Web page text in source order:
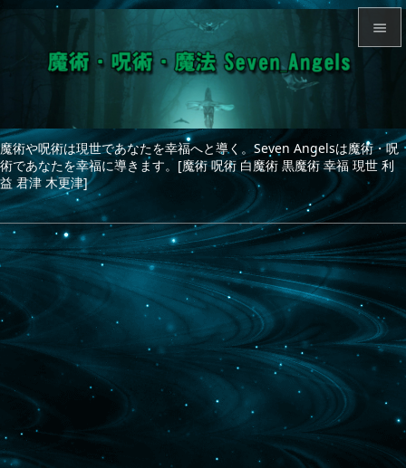
魔術や呪術は現世であなたを幸福へと導く。Seven Angelsは魔術・呪
術であなたを幸福に導きます。[魔術 呪術 白魔術 黒魔術 幸福 現世 利
益 君津 木更津]

サイド


次へ
